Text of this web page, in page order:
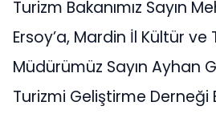
Turizm Bakanımız Sayın
Ersoy’a, Mardin İl Kültür ve
Müdürümüz Sayın Ayhan
Turizmi Geliştirme Derneği